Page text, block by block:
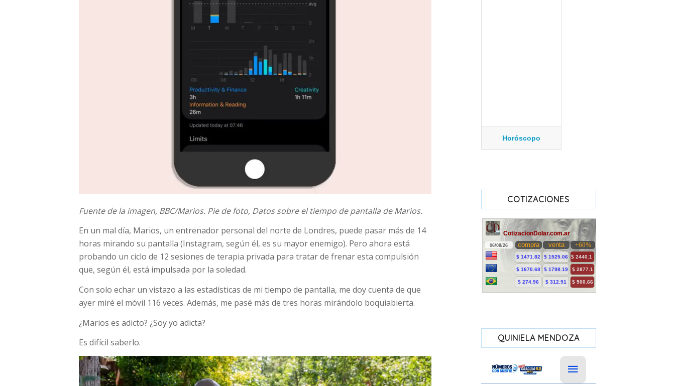
Fuente de la imagen, BBC/Marios. Pie de foto, Datos sobre el tiempo de pantalla de Marios.
En un mal día, Marios, un entrenador personal del norte de Londres, puede pasar más de 14
horas mirando su pantalla (Instagram, según él, es su mayor enemigo). Pero ahora está
probando un ciclo de 12 sesiones de terapia privada para tratar de frenar esta compulsión
que, según él, está impulsada por la soledad.
Con solo echar un vistazo a las estadísticas de mi tiempo de pantalla, me doy cuenta de que
ayer miré el móvil 116 veces. Además, me pasé más de tres horas mirándolo boquiabierta.
¿Marios es adicto? ¿Soy yo adicta?
Es difícil saberlo.
Horóscopo
COTIZACIONES
QUINIELA MENDOZA